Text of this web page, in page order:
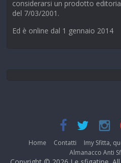
considerarsi un prodotto
del 7/03/2001.
Ed è online dal 1 gennaio 2014
Home Contatti Imy Sfitta,
Almanacco Anti